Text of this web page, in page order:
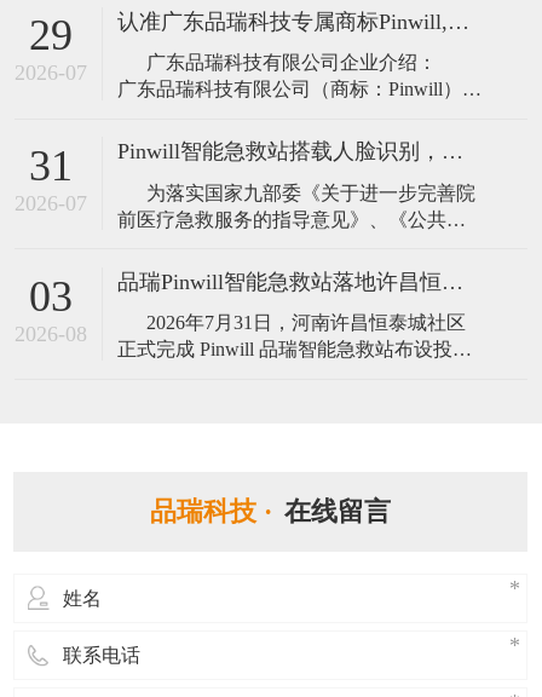
公共急救体系的主力标配设备，承担着城
市、园区、社区基础院前急救兜底功能。
但在社区、老旧小区、养老场景、机关单
29
2026-07
认准广东品瑞科技专属商标Pinwill,打造应急救护装备一站式专业体系
广东品瑞科技有限公司企业介绍：
广东品瑞科技有限公司（商标：Pinwill），
整体解决方案输出的专业化科技企业，深
耕应急救护与生命安全保障赛道，聚焦公
共安全、场景化应急救援领域，以硬
31
2026-07
Pinwill智能急救站搭载人脸识别，政策赋能智慧急救升级
为落实国家九部委《关于进一步完善院
前医疗急救服务的指导意见》、《公共场
求，各地加速推进 “5 分钟社会急救圈” 落
地，推动公园、社区、文旅场馆等人员密
集场所配齐标准化急救设施，以数字化手
段补齐院前应急救护短板，最大限度把握
03
2026-08
品瑞Pinwill智能急救站落地许昌恒泰城！筑牢社区生命安全屏障
2026年7月31日，河南许昌恒泰城社区
正式完成 Pinwill 品瑞智能急救站布设投
品瑞科技 · 在线留言